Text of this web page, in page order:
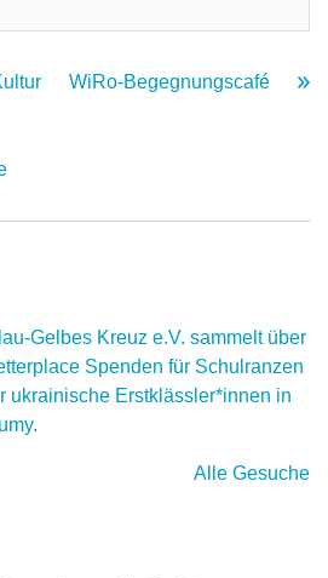
WiRo-Begegnungscafé
Gelbes Kreuz e.V. sammelt über
Spenden für Schulranzen
ukrainische Erstklässler*innen in
Alle Gesuche